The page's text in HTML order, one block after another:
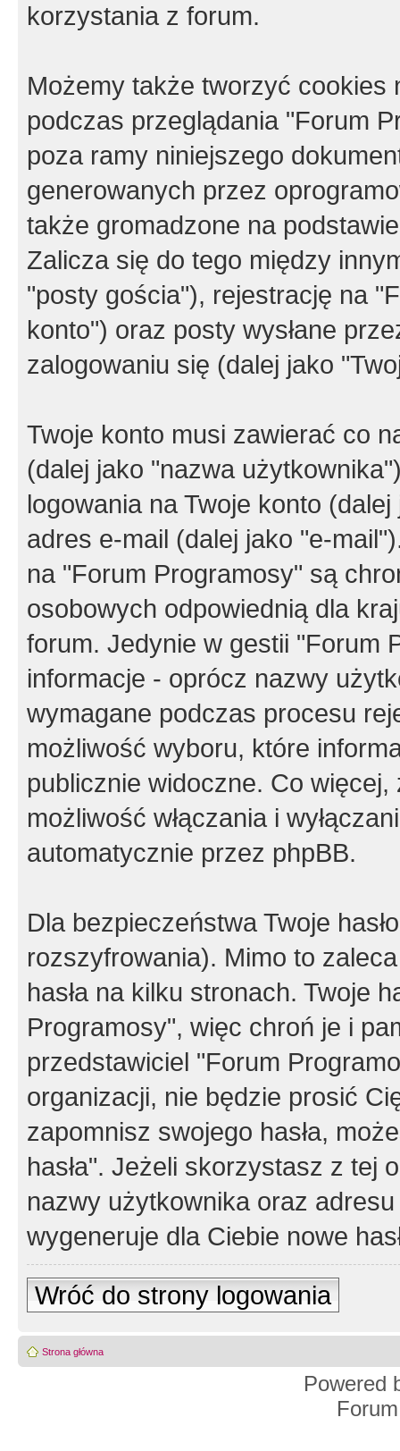
korzystania z forum.
Możemy także tworzyć cookies
podczas przeglądania "Forum
poza ramy niniejszego
generowanych przez
także gromadzone na
Zalicza się do tego między
"posty gościa"), rejestrację na
konto") oraz posty wysłane
zalogowaniu się (dalej jako
Twoje konto musi zawierać co
(dalej jako "nazwa
logowania na Twoje konto
adres e-mail (dalej jako "e-
na "Forum Programosy" są
osobowych odpowiednią dla
forum. Jedynie w gestii "Forum
informacje - oprócz nazwy
wymagane podczas procesu
możliwość wyboru, które
publicznie widoczne. Co
możliwość włączania i
automatycznie przez phpBB.
Dla bezpieczeństwa Twoje
rozszyfrowania). Mimo to
hasła na kilku stronach. Twoje
Programosy", więc chroń je i
przedstawiciel "Forum
organizacji, nie będzie prosić
zapomnisz swojego hasła,
hasła". Jeżeli skorzystasz z tej
nazwy użytkownika oraz
wygeneruje dla Ciebie nowe
Wróć do strony logowania
Strona główna
Powered